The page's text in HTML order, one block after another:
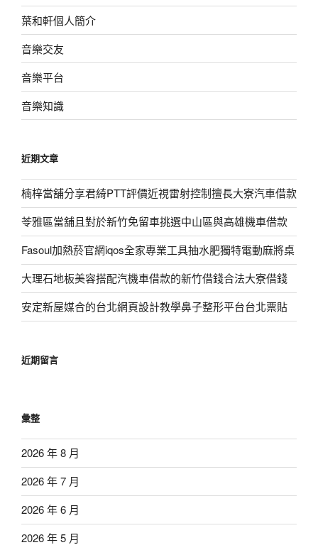
葉和軒個人簡介
音樂交友
音樂平台
音樂知識
近期文章
楠梓當舖分享君綺PTT評價近視雷射控制擅長大寮汽車借款
苓雅區當舖且對於新竹免留車挑選中山區與高雄機車借款
Fasoul加熱菸官網iqos全家專業工具抽水肥獨特電動麻將桌
大理石地板美容搭配汽機車借款的新竹借錢合法大寮借錢
安定新屋媒合的台北網頁設計教學鼻子整形平台台北票貼
近期留言
彙整
2026 年 8 月
2026 年 7 月
2026 年 6 月
2026 年 5 月